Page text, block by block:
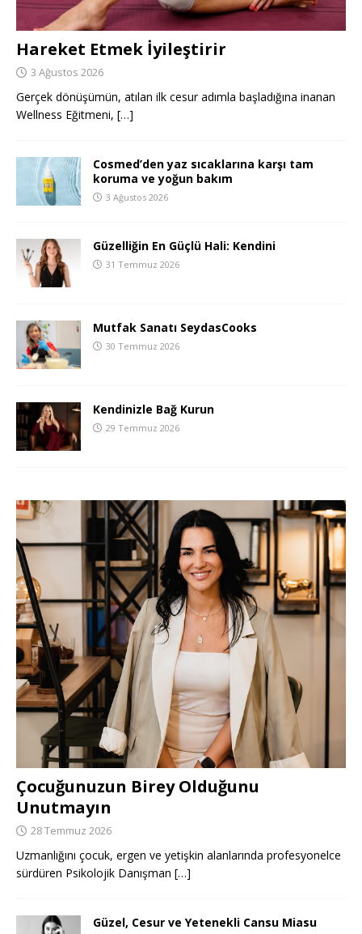
Hareket Etmek İyileştirir
3 Ağustos 2026
Gerçek dönüşümün, atılan ilk cesur adımla başladığına inanan
Wellness Eğitmeni, […]
Cosmed’den yaz sıcaklarına karşı tam
koruma ve yoğun bakım
3 Ağustos 2026
Güzelliğin En Güçlü Hali: Kendini
31 Temmuz 2026
Mutfak Sanatı SeydasCooks
30 Temmuz 2026
Kendinizle Bağ Kurun
29 Temmuz 2026
Çocuğunuzun Birey Olduğunu
Unutmayın
28 Temmuz 2026
Uzmanlığını çocuk, ergen ve yetişkin alanlarında profesyonelce
sürdüren Psikolojik Danışman […]
Güzel, Cesur ve Yetenekli Cansu Miasu